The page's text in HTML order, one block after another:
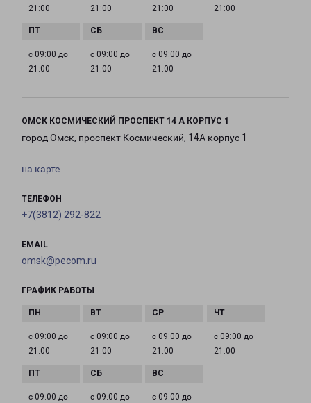
21:00
21:00
21:00
21:00
с 09:00 до
21:00
с 09:00 до
21:00
с 09:00 до
21:00
ОМСК КОСМИЧЕСКИЙ ПРОСПЕКТ 14 А КОРПУС 1
город Омск, проспект Космический, 14А корпус 1
на карте
ТЕЛЕФОН
+7(3812) 292-822
EMAIL
omsk@pecom.ru
ГРАФИК РАБОТЫ
с 09:00 до
21:00
с 09:00 до
21:00
с 09:00 до
21:00
с 09:00 до
21:00
с 09:00 до
с 09:00 до
с 09:00 до